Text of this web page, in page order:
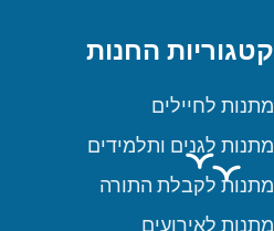
קטגוריות החנות
מתנות לחיילים
מתנות לגנים ותלמידים
מתנות לקבלת התורה
מתנות לאירועים